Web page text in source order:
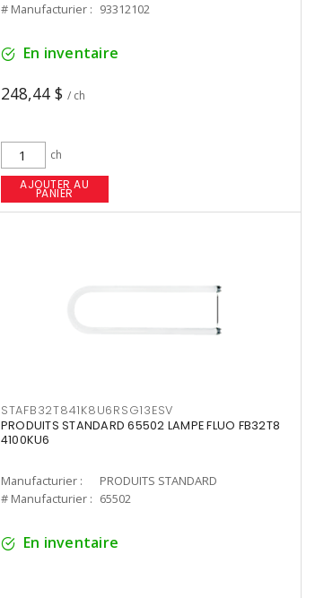
# Manufacturier : 93312102
En inventaire
248,44 $ / ch
ch
AJOUTER AU
PANIER
STAFB32T841K8U6RSG13ESV
PRODUITS STANDARD 65502 LAMPE FLUO FB32T8
4100KU6
Manufacturier :
PRODUITS STANDARD
# Manufacturier : 65502
En inventaire